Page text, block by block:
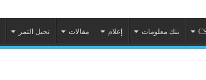
بنك معلومات إعلام مقالات نخيل التمر